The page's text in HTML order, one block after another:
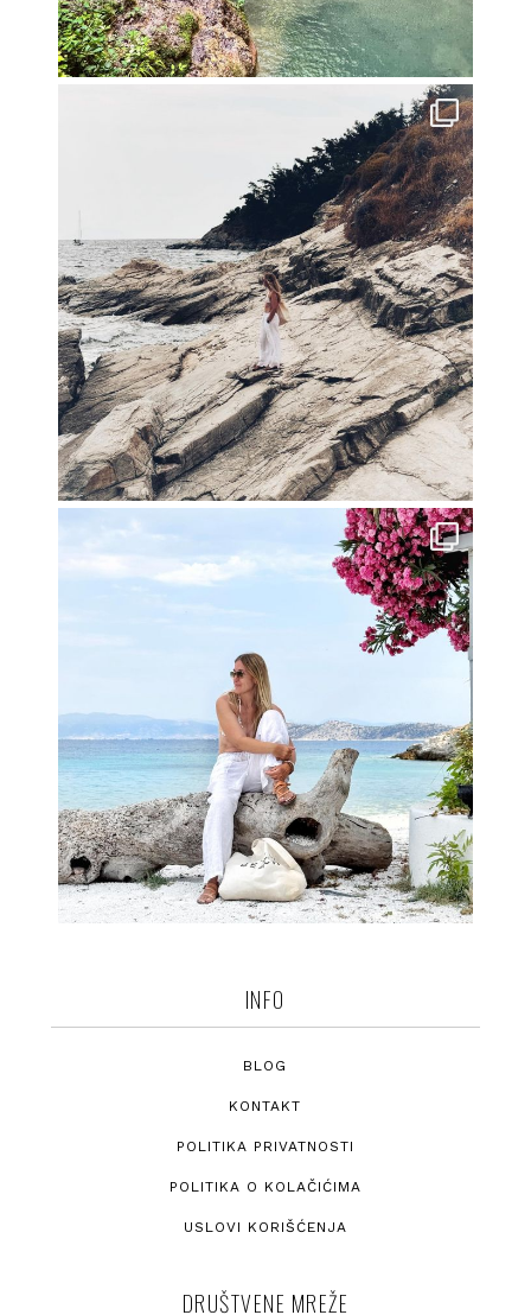
INFO
BLOG
KONTAKT
POLITIKA PRIVATNOSTI
POLITIKA O KOLAČIĆIMA
USLOVI KORIŠĆENJA
DRUŠTVENE MREŽE